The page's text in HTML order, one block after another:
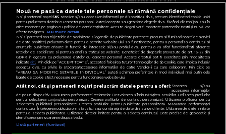
Nouă ne pasă ca datele tale personale să rămână confidențiale
Noi și partenerii noștri585 stocăm și/sau accesăm informații pe dispozitivul dvs., precum identificatorii cookie unici
pentru prelucrarea datelor cu caracter personal. Puteți accepta sau gestiona alegerile dvs. făcând clic mai jos sau în
orice moment, pe pagina cu politica de confidențialitate. Aceste alegeri vor fi raportate partenerilor noștri și nu vă vor
afecta navigarea.
Mai multe detalii
Noi si partenerii nostri (retelele de socializare si agentiile de publicitate partenere, precum si furnizorii nostri de servicii
de date analitice) prelucram date pentru a permite website-ului sa functioneze, pentru a personaliza continutul si
anunturile publicitare afisate in functie de interesele si/sau profilul dvs., pentru a va oferi functionalitati aferente
retelelor de socializare si pentru a analiza traficul pe website. Beneficiati de drepturile prevazute de art. 15-22 din
GDPR in legatura cu prelucrarea datelor cu caracter personal. Aceste drepturi pot fi exercitate prin modalitatea
indicataaici. Prin click pe “ACCEPT TOATE”, acceptati folosirea tuturor Tehnologiilor de tip Cookie, care implica inclusiv
acceptul dvs. cu privire la stocarea/accesarea informatiilor de catre Vendor-ii cu care colaboram. Prin click pe
“VREAU SA MODIFIC SETARILE INDIVIDUAL” puteti schimba preferintele in mod individual, mai putin cele
legate de cookie strict necesare pentru functionarea website-ului.
Atât noi, cât și partenerii noștri prelucrăm datele pentru a oferi: Stocarea și/sau
accesarea informațiilor
de pe un dispozitiv. Măsurarea performanței reclamelor. Dezvoltarea și îmbunătățirea serviciilor. Utilizarea profilurilor
pentru selectarea conținutului personalizat. Crearea profilurilor de conținut personalizat. Utilizarea profilurilor pentru
selectarea publicității personalizate. Crearea profilurilor pentru publicitate personalizată. Măsurarea performanței
conținutului. Înțelegerea publicului prin statistici sau combinații de date din surse diferite. Utilizarea de date limitate
pentru a selecta publicitatea. Utilizarea datelor limitate pentru a selecta conținutul. Date precise de geolocație și
identificarea prin scanarea dispozitivului.
Listă parteneri (furnizori)